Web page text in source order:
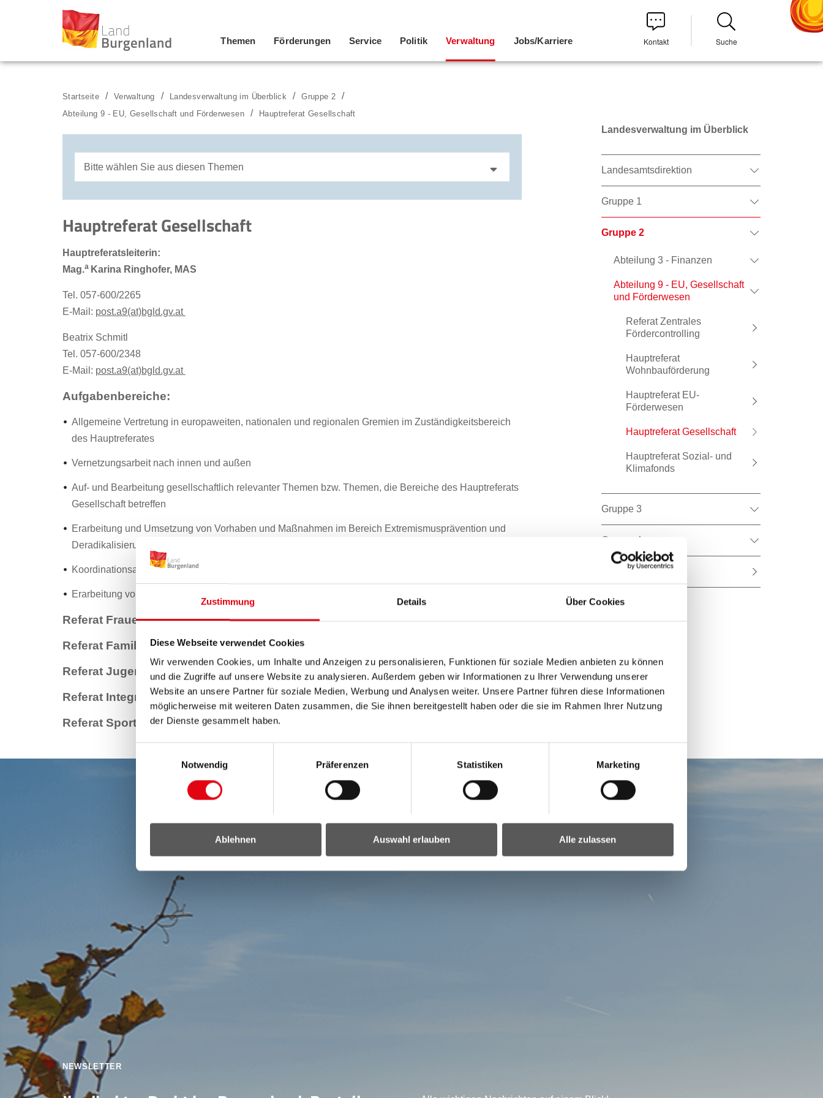
Zustimmung Details Über Cookies
Diese Webseite verwendet Cookies
Wir verwenden Cookies, um Inhalte und Anzeigen zu personalisieren, Funktionen für soziale Medien anbieten zu können
und die Zugriffe auf unsere Website zu analysieren. Außerdem geben wir Informationen zu Ihrer Verwendung unserer
Website an unsere Partner für soziale Medien, Werbung und Analysen weiter. Unsere Partner führen diese Informationen
möglicherweise mit weiteren Daten zusammen, die Sie ihnen bereitgestellt haben oder die sie im Rahmen Ihrer Nutzung
der Dienste gesammelt haben.
Notwendig
Präferenzen Statistiken Marketing
Ablehnen Auswahl erlauben Alle zulassen
Zum Inhalt
Zum Menü
Zur Suche
Themen Förderungen Service Politik Verwaltung Jobs/Karriere Kontakt Suche
Startseite Verwaltung Landesverwaltung im Überblick
Gruppe 2
Abteilung 9 - EU, Gesellschaft und Förderwesen
Hauptreferat Gesellschaft
Bitte wählen Sie aus diesen Themen
Referat Familie
Referat Jugend
Referat Sport- und Vereinspflege
Hauptreferat Gesellschaft
Hauptreferatsleiterin:
Mag.a Karina Ringhofer, MAS
Tel. 057-600/2265
E-Mail: post.a9(at)bgld.gv.at
Beatrix Schmitl
Tel. 057-600/2348
E-Mail: post.a9(at)bgld.gv.at
Aufgabenbereiche:
Allgemeine Vertretung in europaweiten, nationalen und regionalen Gremien im Zuständigkeitsbereich
des Hauptreferates
Vernetzungsarbeit nach innen und außen
Auf- und Bearbeitung gesellschaftlich relevanter Themen bzw. Themen, die Bereiche des Hauptreferats
Gesellschaft betreffen
Erarbeitung und Umsetzung von Vorhaben und Maßnahmen im Bereich Extremismusprävention und
Deradikalisierung
Koordinationsarbeit zur Bekämpfung von Menschenhandel
Erarbeitung von Maßnahmen im Bereich Gewaltschutz und Gewaltprävention
Referat Frauen, Antidiskriminierung und Gleichbehandlung
Referat Familie
Referat Jugend
Referat Integration und ältere Generation
Referat Sport und Vereinspflege
Landesverwaltung im Überblick
Landesamtsdirektion
Gruppe 1
Gruppe 2
Abteilung 3 - Finanzen
Abteilung 9 - EU, Gesellschaft
und Förderwesen
Referat Zentrales
Fördercontrolling
Hauptreferat
Wohnbauförderung
Hauptreferat EU-
Förderwesen
Hauptreferat Gesellschaft
Hauptreferat Sozial- und
Klimafonds
Gruppe 3
Gruppe 4
Kontakt
NEWSLETTER